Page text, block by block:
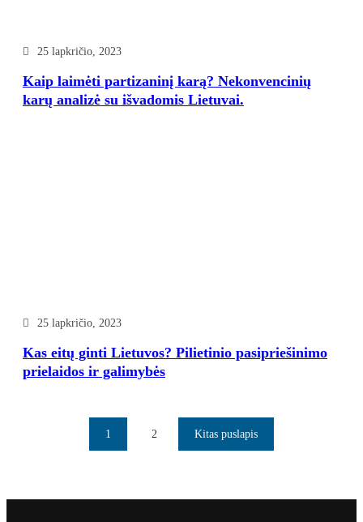
25 lapkričio, 2023
Kaip laimėti partizaninį karą? Nekonvencinių
karų analizė su išvadomis Lietuvai.
25 lapkričio, 2023
Kas eitų ginti Lietuvos? Pilietinio pasipriešinimo
prielaidos ir galimybės
1 2 Kitas puslapis